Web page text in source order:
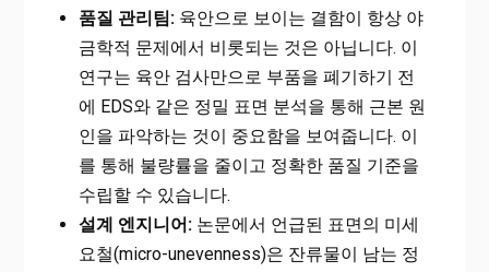
품질 관리팀:육안으로 보이는 결함이 항상 야
금학적 문제에서 비롯되는 것은 아닙니다. 이
연구는 육안 검사만으로 부품을 폐기하기 전
에 EDS와 같은 정밀 표면 분석을 통해 근본 원
인을 파악하는 것이 중요함을 보여줍니다. 이
를 통해 불량률을 줄이고 정확한 품질 기준을
수립할 수 있습니다.
설계 엔지니어:논문에서 언급된 표면의 미세
요철(micro-unevenness)은 잔류물이 남는 정